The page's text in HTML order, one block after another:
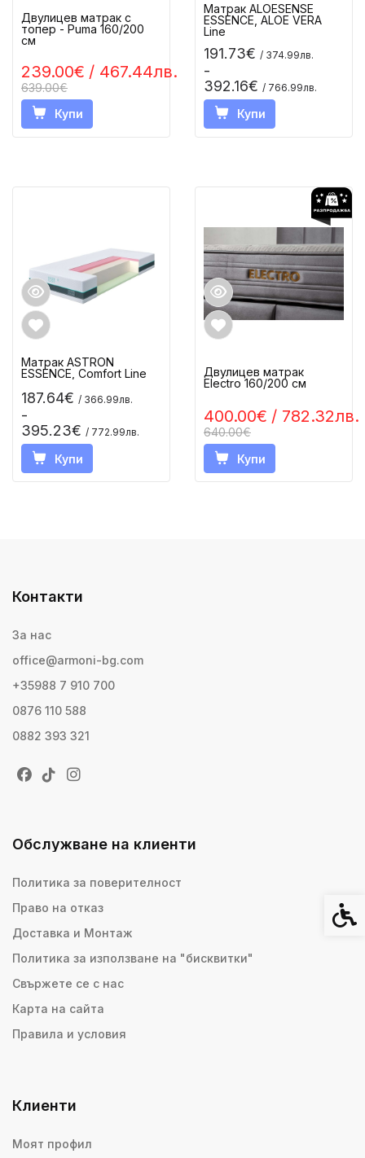
239.00€ / 467.44лв.
639.00€
Двулицев матрак с
топер - Puma 160/200
см
Купи
191.73€ / 374.99лв.
-
392.16€ / 766.99лв.
Матрак ALOESENSE
ESSENCE, ALOE VERA
Line
Купи
187.64€ / 366.99лв.
-
395.23€ / 772.99лв.
Матрак ASTRON
ESSENCE, Comfort Line
Купи
400.00€ / 782.32лв.
640.00€
Двулицев матрак
Electro 160/200 см
Купи
Контакти
За нас
office@armoni-bg.com
+35988 7 910 700
0876 110 588
0882 393 321
Обслужване на клиенти
Политика за поверителност
Право на отказ
Доставка и Монтаж
Политика за използване на "бисквитки"
Свържете се с нас
Карта на сайта
Правила и условия
Клиенти
Моят профил